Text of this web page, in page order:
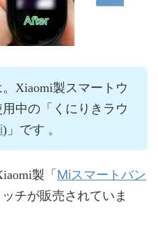
Xiaomi製スマートウ
用中の「くにりきラウ
)」です 。
製「 Miスマートバン
チが販売されていま